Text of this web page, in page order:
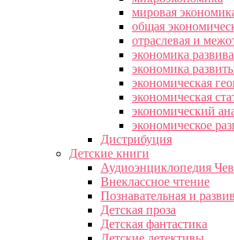
мировая
общая
отраслевая и
экономика
экономика
экономическая
экономическая
экономический
экономическое
Дистрибуция
Детские книги
Аудиоэнциклопедия
Внеклассное чтение
Познавательная и
Детская проза
Детская фантастика